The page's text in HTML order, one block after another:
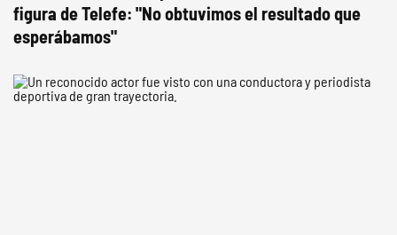
figura de Telefe: "No obtuvimos el resultado que
esperábamos"